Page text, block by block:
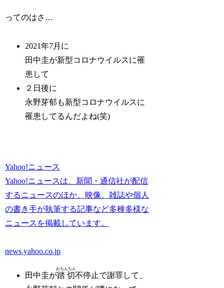
ってのはさ…
2021年7月に
田中圭が新型コロナウイルスに罹
患して
２日後に
永野芽郁も新型コロナウイルスに
罹患してるんだよね(笑)
Yahoo!ニュース
Yahoo!ニュースは、新聞・通信社が配信
するニュースのほか、映像、雑誌や個人
の書き手が執筆する記事など多種多様な
ニュースを掲載しています。
news.yahoo.co.jp
田中圭が踏切
おちんちん
不停止で謝罪して、